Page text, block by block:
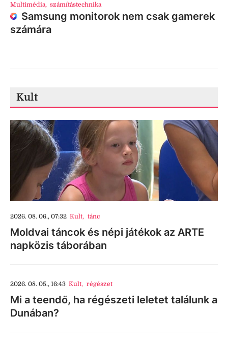
Multimédia, számítástechnika
Samsung monitorok nem csak gamerek
számára
Kult
2026. 08. 06., 07:32 Kult, tánc
Moldvai táncok és népi játékok az ARTE
napközis táborában
2026. 08. 05., 16:43 Kult, régészet
Mi a teendő, ha régészeti leletet találunk a
Dunában?